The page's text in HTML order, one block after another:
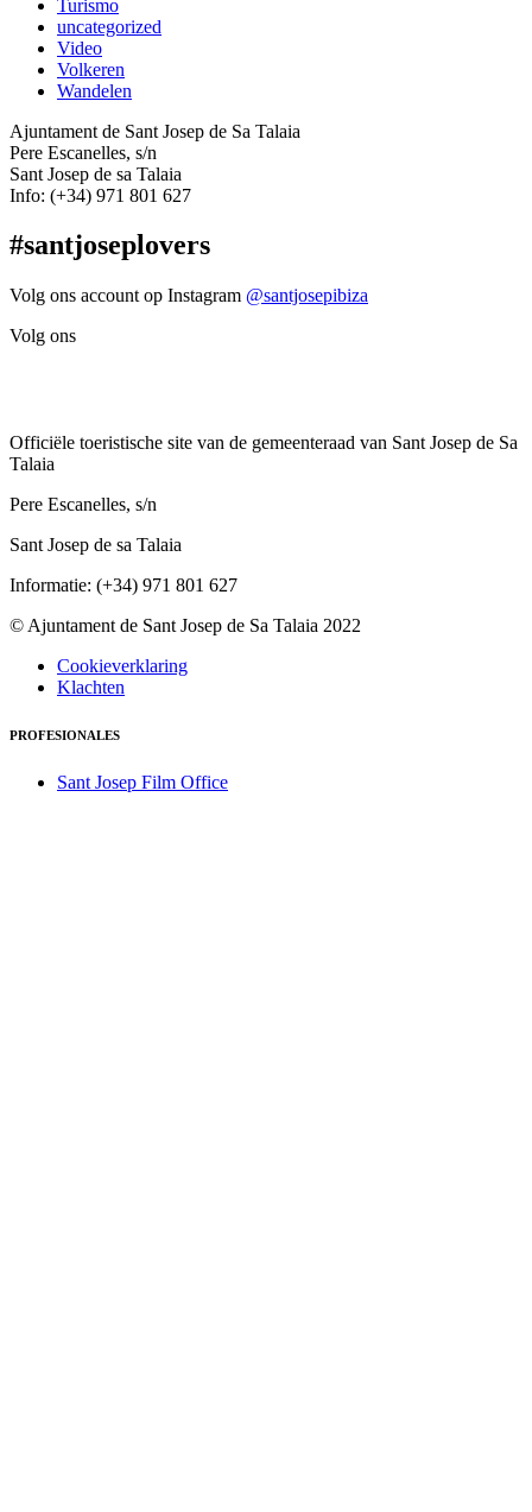
Turismo
uncategorized
Video
Volkeren
Wandelen
Ajuntament de Sant Josep de Sa Talaia
Pere Escanelles, s/n
Sant Josep de sa Talaia
Info: (+34) 971 801 627
#santjoseplovers
Volg ons account op Instagram @santjosepibiza
Volg ons
Officiële toeristische site van de gemeenteraad van Sant Josep de Sa
Talaia
Pere Escanelles, s/n
Sant Josep de sa Talaia
Informatie: (+34) 971 801 627
© Ajuntament de Sant Josep de Sa Talaia 2022
Cookieverklaring
Klachten
PROFESIONALES
Sant Josep Film Office